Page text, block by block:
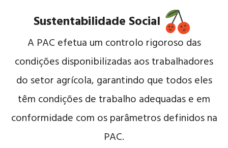
Sustentabilidade Social
A PAC efetua um controlo rigoroso das
condições disponibilizadas aos trabalhadores
do setor agrícola, garantindo que todos eles
têm condições de trabalho adequadas e em
conformidade com os parâmetros definidos na
PAC.